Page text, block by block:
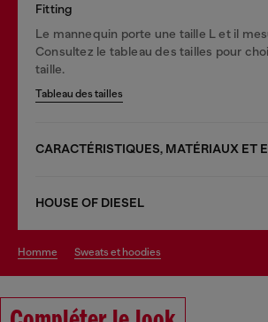
Fitting
Le mannequin porte une taille L et il
Consultez le tableau des tailles pour
taille.
Tableau des tailles
CARACTÉRISTIQUES, MATÉRIAUX ET
HOUSE OF DIESEL
homme sweats et hoodies